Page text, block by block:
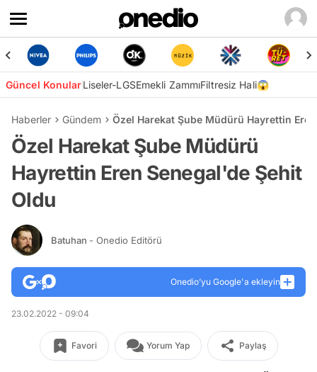
Güncel KonularLiseler-LGSEmekli ZammıFiltresiz Hali😱
Haberler Gündem Özel Harekat Şube Müdürü Hayrettin
Özel Harekat Şube Müdürü
Hayrettin Eren Senegal'de Şehit
Oldu
Batuhan - Onedio Editörü
Onedio’yu Google'a ekleyin
23.02.2022 - 09:04
Favori Yorum Yap Paylaş